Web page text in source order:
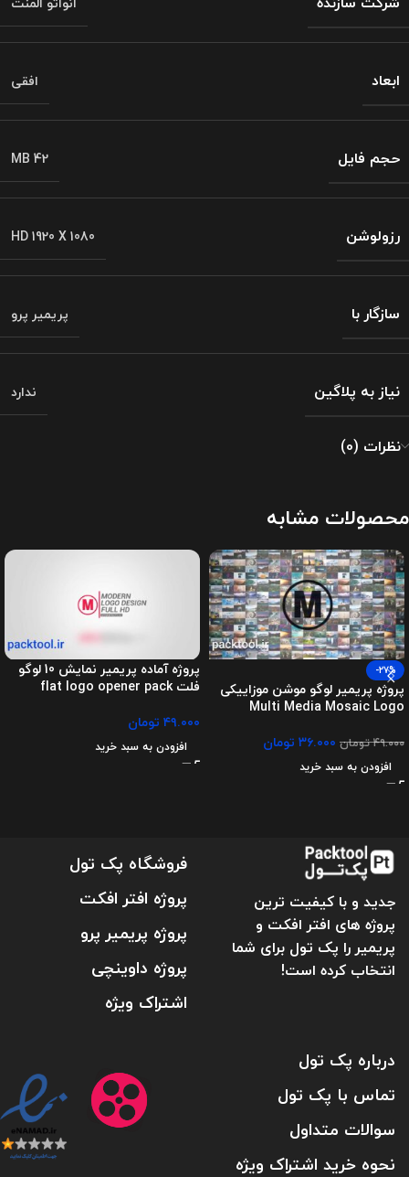
ابعاد افقی
حجم فایل MB 42
رزولوشن HD 1920 X 1080
سازگار با پریمیر پرو
نیاز به پلاگین ندارد
نظرات (0)
محصولات مشابه
-27%
پروژه پریمیر لوگو موشن موزاییکی
Multi Media Mosaic Logo
۴۹.۰۰۰تومان ۳۶.۰۰۰ تومان
افزودن به سبد خرید
پروژه آماده پریمیر نمایش 10 لوگو
فلت flat logo opener pack
۴۹.۰۰۰ تومان
افزودن به سبد خرید
جدید و با کیفیت ترین
پروژه های افتر افکت و
پریمیر را پک تول برای شما
انتخاب کرده است!
فروشگاه پک تول
پروژه افتر افکت
پروژه پریمیر پرو
پروژه داوینچی
اشتراک ویژه
درباره پک تول
تماس با پک تول
سوالات متداول
نحوه خرید اشتراک ویژه